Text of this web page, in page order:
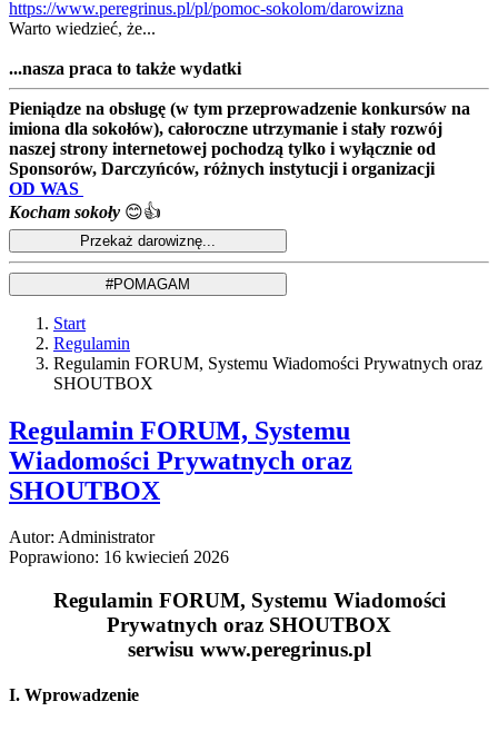
https://www.peregrinus.pl/pl/pomoc-sokolom/darowizna
Warto wiedzieć, że...
...nasza praca to także wydatki
Pieniądze na obsługę (w tym przeprowadzenie konkursów na
imiona dla sokołów), całoroczne utrzymanie i stały rozwój
naszej strony internetowej pochodzą tylko i wyłącznie od
Sponsorów, Darczyńców, różnych instytucji i organizacji
OD WAS
Kocham sokoły 😊👍
Start
Regulamin
Regulamin FORUM, Systemu Wiadomości Prywatnych oraz
SHOUTBOX
Regulamin FORUM, Systemu
Wiadomości Prywatnych oraz
SHOUTBOX
Autor: Administrator
Poprawiono: 16 kwiecień 2026
Regulamin FORUM, Systemu Wiadomości
Prywatnych oraz SHOUTBOX
serwisu www.peregrinus.pl
I. Wprowadzenie